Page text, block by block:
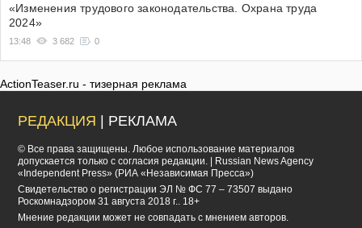
«Изменения трудового законодательства. Охрана труда
2024»
13:48 3 682 0
ActionTeaser.ru - тизерная реклама
РЕДАКЦИЯ | РЕКЛАМА
© Все права защищены. Любое использование материалов
допускается только с согласия редакции. | Russian News Agency
«Independent Press» (РИА «Независимая Пресса»)
Cвидетельство о регистрации ЭЛ № ФС 77 – 73507 выдано
Роскомнадзором 31 августа 2018 г.. 18+
Мнение редакции может не совпадать с мнением авторов.